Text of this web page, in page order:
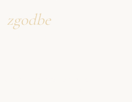
zgodbe
fotografiranje